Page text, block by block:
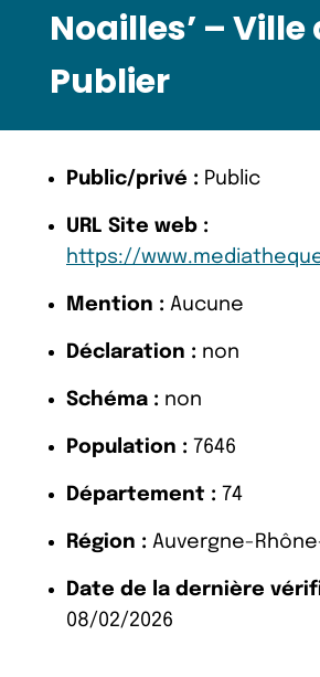
Noailles’ – Ville
Publier
Public/privé : Public
URL Site web :
https://
Mention : Aucune
Déclaration : non
Schéma : non
Population : 7646
Département : 74
Région : Auvergne-
Date de la dernière
08/02/2026